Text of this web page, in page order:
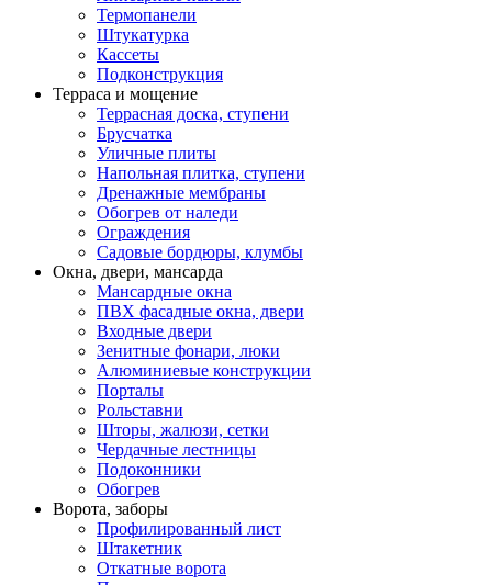
Термопанели
Штукатурка
Кассеты
Подконструкция
Терраса и мощение
Террасная доска, ступени
Брусчатка
Уличные плиты
Напольная плитка, ступени
Дренажные мембраны
Обогрев от наледи
Ограждения
Садовые бордюры, клумбы
Окна, двери, мансарда
Мансардные окна
ПВХ фасадные окна, двери
Входные двери
Зенитные фонари, люки
Алюминиевые конструкции
Порталы
Рольставни
Шторы, жалюзи, сетки
Чердачные лестницы
Подоконники
Обогрев
Ворота, заборы
Профилированный лист
Штакетник
Откатные ворота